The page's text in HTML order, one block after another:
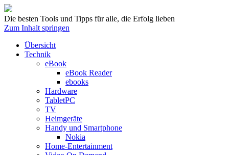
Die besten Tools und Tipps für alle, die Erfolg lieben
Zum Inhalt springen
Übersicht
Technik
eBook
eBook Reader
ebooks
Hardware
TabletPC
TV
Heimgeräte
Handy und Smartphone
Nokia
Home-Entertainment